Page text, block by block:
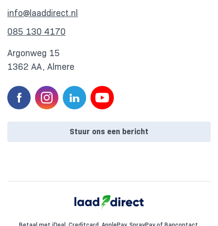
info@laaddirect.nl
085 130 4170
Argonweg 15
1362 AA, Almere
Stuur ons een bericht